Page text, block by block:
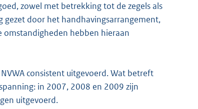
zowel met betrekking tot de zegels als
gezet door het handhavingsarrangement,
omstandigheden hebben hieraan
consistent uitgevoerd. Wat betreft
in 2007, 2008 en 2009 zijn
uitgevoerd.